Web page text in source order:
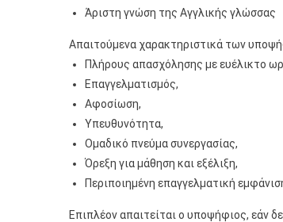
Άριστη γνώση της Αγγλικής γλώσσας
Απαιτούμενα χαρακτηριστικά των
Πλήρους απασχόλησης με ευέλικτο
Επαγγελματισμός,
Αφοσίωση,
Υπευθυνότητα,
Ομαδικό πνεύμα συνεργασίας,
Όρεξη για μάθηση και εξέλιξη,
Περιποιημένη επαγγελματική
Επιπλέον απαιτείται ο υποψήφιος, εάν